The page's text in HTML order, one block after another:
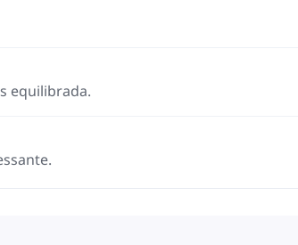
equilibrada.